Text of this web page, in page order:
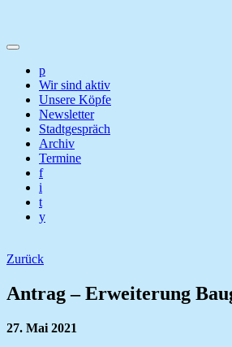
p
Wir sind aktiv
Unsere Köpfe
Newsletter
Stadtgespräch
Archiv
Termine
f
i
t
y
Zurück
Antrag – Erweiterung
27. Mai 2021